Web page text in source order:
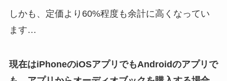
しかも、定価より60%程度も余計に高くなってい
ます…
現在はiPhoneのiOSアプリでもAndroidのアプリで